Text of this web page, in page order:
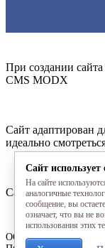
При создании
CMS MODX
Сайт адаптирован
идеально
Сайт сдан и
ООО «ПОЛО АРТ»
Сайт использует
На сайте
аналогичные
сообщение, вы
означает, что вы не
использования этих